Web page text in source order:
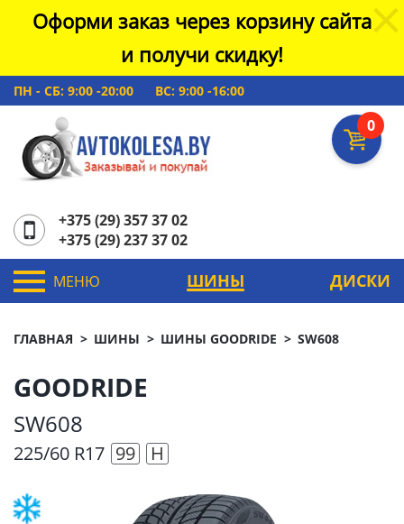
Оформи заказ через корзину сайта
и получи скидку!
ПН - СБ: 9:00 -20:00 ВС: 9:00 -16:00
0
+375 (29) 357 37 02
+375 (29) 237 37 02
МЕНЮ ШИНЫ ДИСКИ
ГЛАВНАЯ ШИНЫ ШИНЫ GOODRIDE SW608
GOODRIDE
SW608
225/60 R17 99 H